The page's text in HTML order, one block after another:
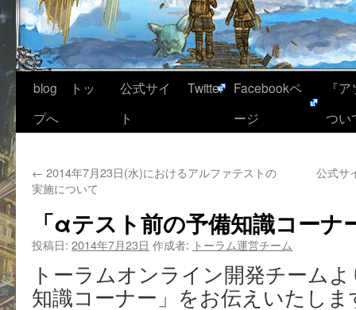
blog トッ
プへ
公式サイ
ト
Twitter
Facebookペ
ージ
『
つい
← 2014年7月23日(水)におけるアルファテストの
実施について
公式サ
「αテスト前の予備知識コーナ
投稿日: 2014年7月23日 作成者: トーラム運営チーム
トーラムオンライン開発チーム
知識コーナー」をお伝えいたしま